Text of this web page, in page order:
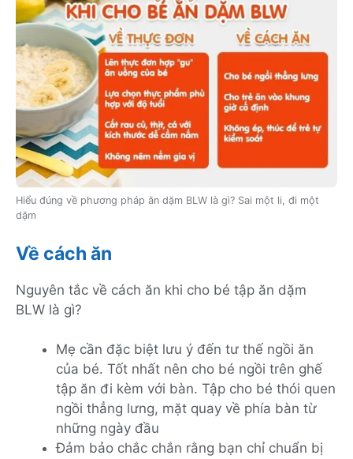
Hiểu đúng về phương pháp ăn dặm BLW là gì? Sai một li, đi một
dặm
Về cách ăn
Nguyên tắc về cách ăn khi cho bé tập ăn dặm
BLW là gì?
Mẹ cần đặc biệt lưu ý đến tư thế ngồi ăn
của bé. Tốt nhất nên cho bé ngồi trên ghế
tập ăn đi kèm với bàn. Tập cho bé thói quen
ngồi thẳng lưng, mặt quay về phía bàn từ
những ngày đầu
Đảm bảo chắc chắn rằng bạn chỉ chuẩn bị